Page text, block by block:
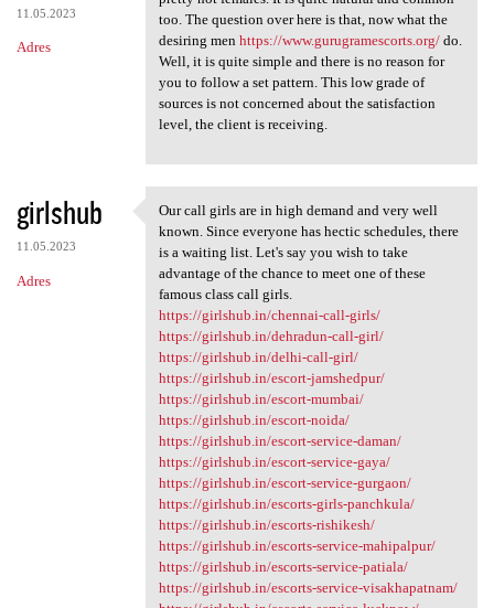
11.05.2023
Adres
too. The question over here is that, now what the
desiring men https://www.gurugramescorts.org/do.
Well, it is quite simple and there is no reason for
you to follow a set pattern. This low grade of
sources is not concerned about the satisfaction
level, the client is receiving.
girlshub
11.05.2023
Adres
Our call girls are in high
Our call girls are in high demand and very well
known. Since everyone has hectic schedules, there
is a waiting list. Let's say you wish to take
advantage of the chance to meet one of these
famous class call girls.
https://girlshub.in/chennai-call-girls/
https://girlshub.in/dehradun-call-girl/
https://girlshub.in/delhi-call-girl/
https://girlshub.in/escort-jamshedpur/
https://girlshub.in/escort-mumbai/
https://girlshub.in/escort-noida/
https://girlshub.in/escort-service-daman/
https://girlshub.in/escort-service-gaya/
https://girlshub.in/escort-service-gurgaon/
https://girlshub.in/escorts-girls-panchkula/
https://girlshub.in/escorts-rishikesh/
https://girlshub.in/escorts-service-mahipalpur/
https://girlshub.in/escorts-service-patiala/
https://girlshub.in/escorts-service-visakhapatnam/